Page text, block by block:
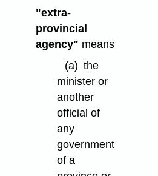
"extra-
provincial
agency" means
(a) the
minister or
another
official of
any
government
of a